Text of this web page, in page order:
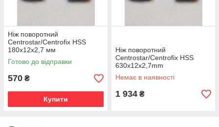
Ніж поворотний
Centrostar/Centrofix HSS
180x12x2,7 мм
Готово до відправки
570 ₴
Купити
Ніж поворотний
Centrostar/Centrofix HSS
630x12x2,7mm
Немає в наявності
1 934 ₴